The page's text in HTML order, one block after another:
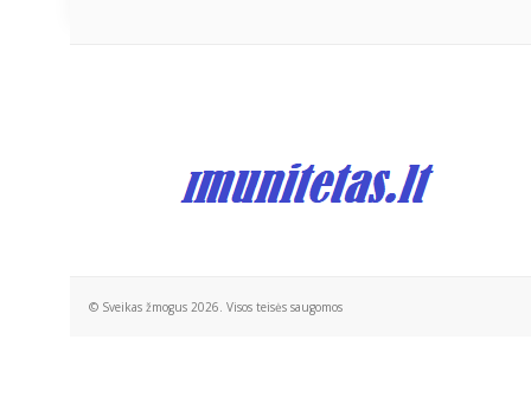
© Sveikas žmogus 2026. Visos teisės saugomos